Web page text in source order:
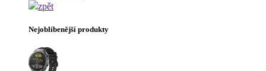
zpět
Nejoblíbenější produkty